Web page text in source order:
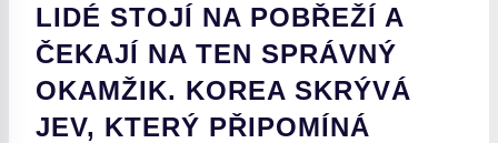
LIDÉ STOJÍ NA POBŘEŽÍ A
ČEKAJÍ NA TEN SPRÁVNÝ
OKAMŽIK. KOREA SKRÝVÁ
JEV, KTERÝ PŘIPOMÍNÁ